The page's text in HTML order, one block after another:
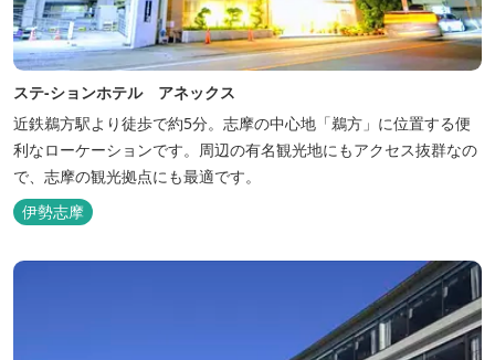
ステ-ションホテル アネックス
近鉄鵜方駅より徒歩で約5分。志摩の中心地「鵜方」に位置する便
利なローケーションです。周辺の有名観光地にもアクセス抜群なの
で、志摩の観光拠点にも最適です。
伊勢志摩